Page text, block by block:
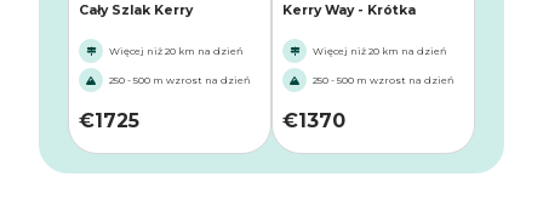
Cały Szlak Kerry
Więcej niż 20 km na dzień
250 - 500 m wzrost na dzień
€1725
Kerry Way - Krótka
Więcej niż 20 km na dzień
250 - 500 m wzrost na dzień
€1370